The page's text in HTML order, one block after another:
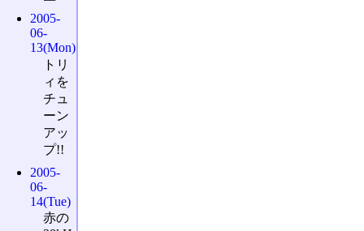
2005-
06-
13(Mon)
トリ
ィを
チュ
ーン
アッ
プ!!
2005-
06-
14(Tue)
赤の